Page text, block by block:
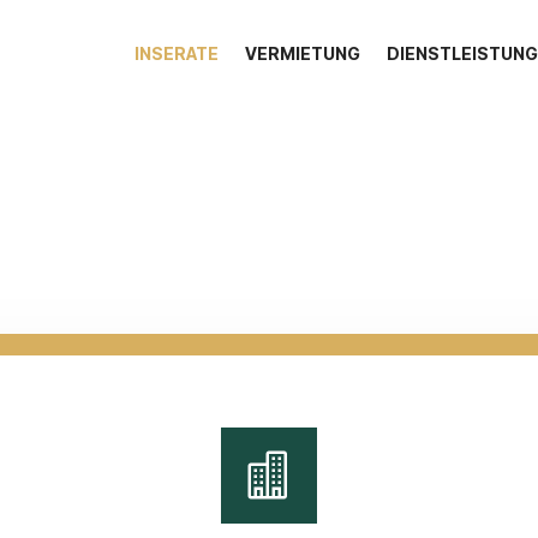
INSERATE VERMIETUNG
